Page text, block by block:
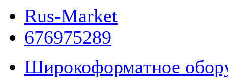
Rus-Market
676975289
Широкоформатное